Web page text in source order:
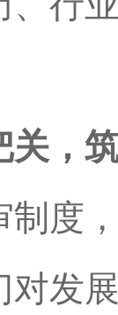
，
制度
对发